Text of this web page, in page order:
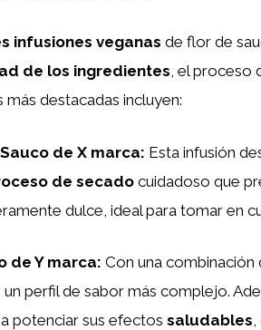
infusiones veganas de flor de
de los ingredientes, el proceso
destacadas incluyen:
de X marca: Esta infusión
de secadocuidadoso que
dulce, ideal para tomar en
de Y marca: Con una
perfil de sabor más complejo.
potenciar sus efectos saludables,